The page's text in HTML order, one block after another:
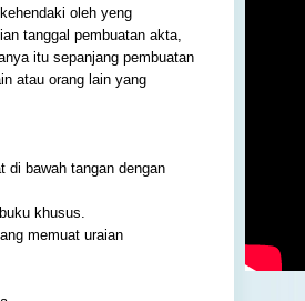
oleh yeng
tanggal pembuatan akta,
itu sepanjang pembuatan
atau orang lain yang
di bawah tangan dengan
khusus.
memuat uraian
►
►